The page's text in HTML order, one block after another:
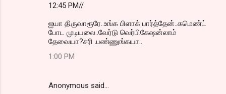
12:45 PM//
ஐயா திருவாரூரே..உங்க பிளாக் பார்த்தேன்..கமெண்ட்
போட முடியலை..வேர்டு வெர்பிகேஷன்லாம்
தேவையா?சரி .பண்ணுங்கயா..
1:00 PM
Anonymous said…